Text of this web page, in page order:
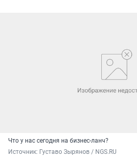
Что у нас сегодня на бизнес-ланч?
Источник: Густаво Зырянов / NGS.RU